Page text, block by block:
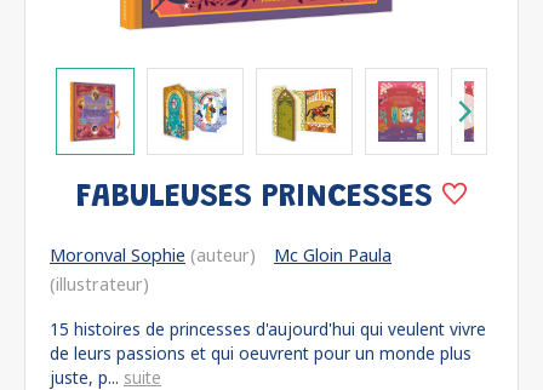
FABULEUSES PRINCESSES
Moronval Sophie (auteur)
Mc Gloin Paula
(illustrateur)
15 histoires de princesses d'aujourd'hui qui veulent vivre
de leurs passions et qui oeuvrent pour un monde plus
juste, p... suite